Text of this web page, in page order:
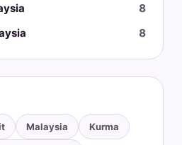
8
8
Malaysia Kurma